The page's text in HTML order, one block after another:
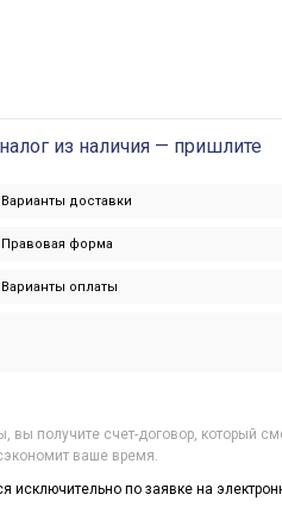
из наличия — пришлите
вы получите счет-договор, который
ваше время.
исключительно по заявке на